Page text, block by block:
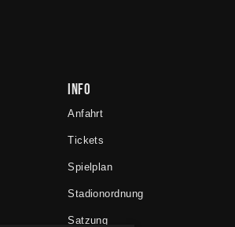
Info
Anfahrt
Tickets
Spielplan
Stadionordnung
Satzung